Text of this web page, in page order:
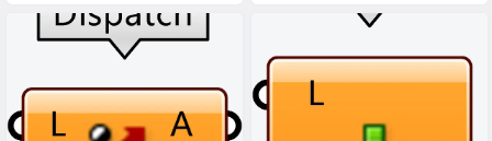
面、体块、网格曲面、细分曲面等
物件类型。 T端口： 输入向量类型
的数据，也可以输入直线的物体充
口…
At端口： 贝塞尔曲线的起点A的切线
尔曲线的造型。 B端口： 输入贝塞
尔曲线的起…